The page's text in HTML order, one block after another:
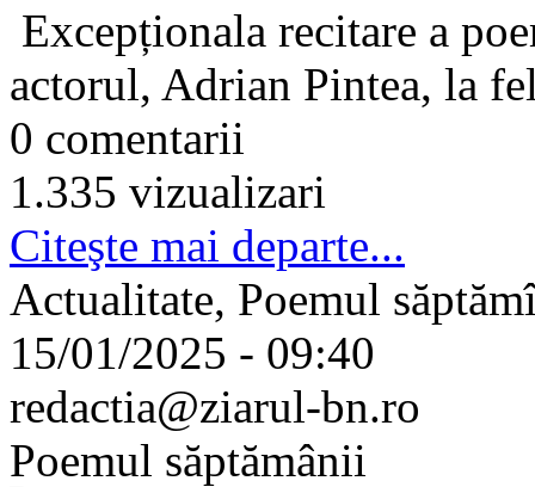
Excepționala recitare a
actorul, Adrian Pintea, la
0 comentarii
1.335 vizualizari
Citeşte mai departe...
Actualitate, Poemul
15/01/2025 - 09:40
redactia@ziarul-bn.ro
Poemul săptămânii